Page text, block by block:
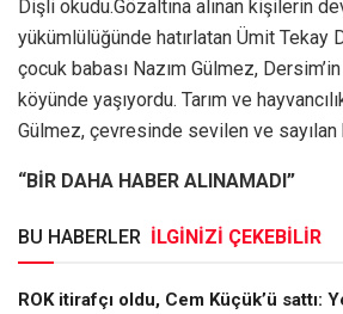
Dişli okudu.Gözaltına alınan kişilerin
yükümlülüğünde hatırlatan Ümit Tekay
çocuk babası Nazım Gülmez,
köyünde yaşıyordu. Tarım ve
Gülmez, çevresinde sevilen ve sayılan
“BİR DAHA HABER ALINAMADI”
BU HABERLER İLGİNİZİ ÇEKEBİLİR
ROK itirafçı oldu, Cem Küçük’ü sattı: